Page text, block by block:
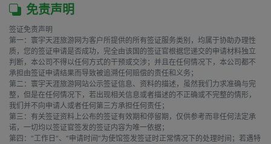
免责声明
签证免责声明
第一：寰宇天涯旅游网为客户所提供的所有签证服务类别，均属于协助办理性
质，您的签证申请是否成功，完全由该国的签证官根据您递交的申请材料独立
判断，本公司不得以任何方式的干预或交涉；并且在任何情况下，本公司都不
承担由签证申请结果而导致被追溯任何赔偿的责任和义务；
第二：寰宇天涯旅游网站公示签证信息、资料的描述，虽然我们力求准确与完
整，但是在任何情况下，若出现相关信息或者描述的不正确或不完整的情形，
我们并不向申请人或者任何第三方承担任何责任；
第三：有关签证资料上公布的签证有效期和停留期，仅供参考而非任何法定承
诺，一切均以签证官签发的签证内容为唯一依据；
第四：“工作日”、“申请时间”为使馆签发签证时正常情况下的处理时间；若遇特